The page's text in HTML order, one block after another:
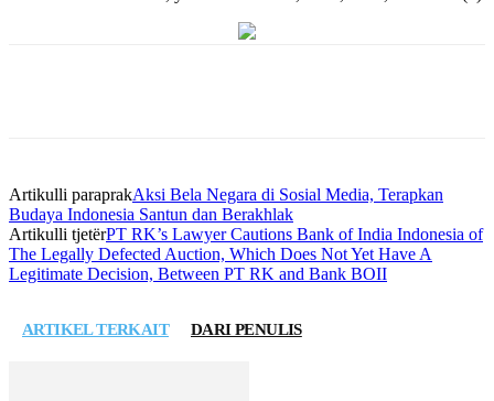
Artikulli paraprakAksi Bela Negara di Sosial Media, Terapkan
Budaya Indonesia Santun dan Berakhlak
Artikulli tjetërPT RK’s Lawyer Cautions Bank of India Indonesia of
The Legally Defected Auction, Which Does Not Yet Have A
Legitimate Decision, Between PT RK and Bank BOII
ARTIKEL TERKAIT DARI PENULIS